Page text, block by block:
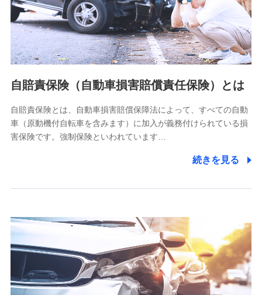
ネット日本橋ビル 3F
株式会社ドコモ・インシュアランス
個人情報の第三者提供について
除き、第三者に提供いたしません。
業務の委託
当社は利用目的の達成に必要な範囲内において個人情報の取
【共同して利用される利用データの項目】
当社又は株式会社NTTドコモがサービス提供等を通じて取得
した、以下の情報などの個人データ
基本情報
自賠責保険（自動車損害賠償責任保険）とは
自賠責保険とは、自動車損害賠償保障法によって、すべての自動
車（原動機付自転車を含みます）に加入が義務付けられている損
害保険です。強制保険といわれています…
続きを見る